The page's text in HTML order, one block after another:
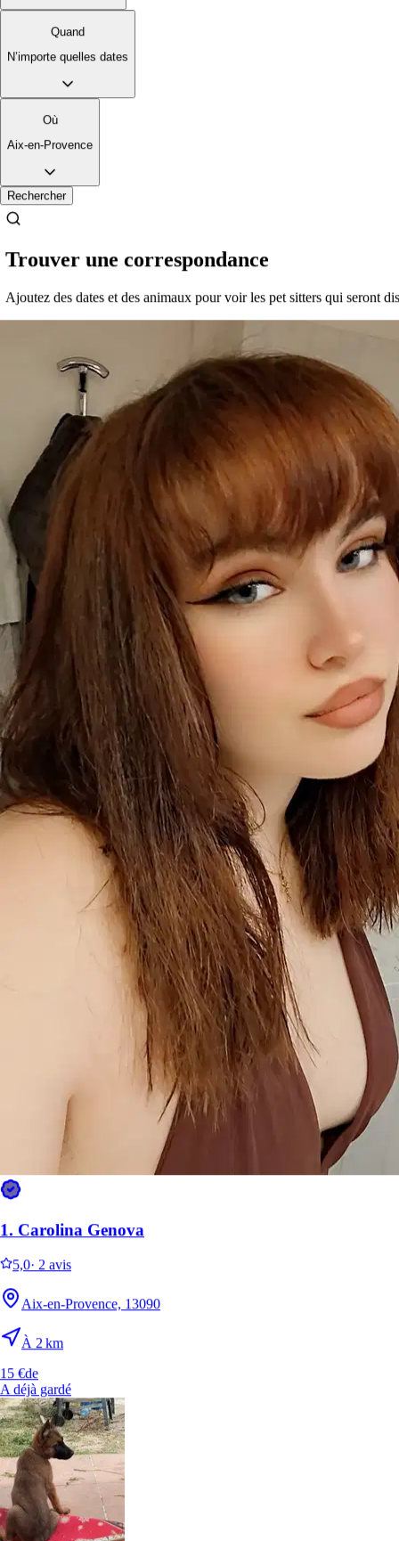
Aix-en-Provence, 13100
À 0,4 km
Elle sait parfaitement s’en occuper et s’adapter au caractère de
chacun. Vos animaux seront entre de très bonnes mains avec elle !
Mariana Beaule Sierra
Aix-en-Provence, 13100
Il est plus facile de chercher des pet sitters dans l’appli
Téléchargez l’appli Sittsy
Quand
N’importe quelles dates
Où
Aix-en-Provence
Rechercher
Trouver une correspondance
Ajoutez des dates et des animaux pour voir les pet sitters qui seront
1. Carolina Genova
5,0· 2 avis
Aix-en-Provence, 13090
À 2 km
15 €de
A déjà gardé